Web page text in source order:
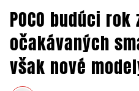
POCO budúci
očakávaných
však nové